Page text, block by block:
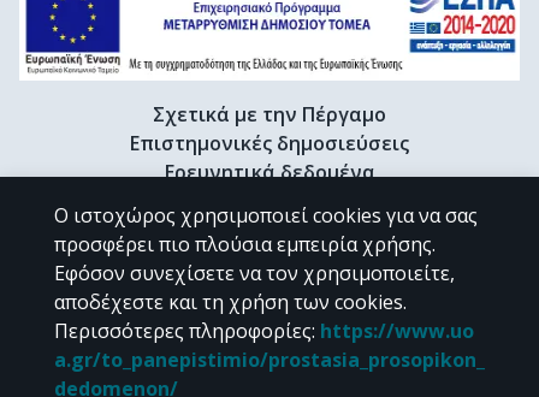
Σχετικά με την Πέργαμο
Επιστημονικές δημοσιεύσεις
Ερευνητικά δεδομένα
Διδακτορικές διατριβές & Γκρίζα βιβλιογραφία
Προφίλ Ερευνητή
CC BY-NC 4.0
Εκτός αν αναφέρεται διαφορετικά, το υλικό της "Περγάμου" διατίθεται
Ο ιστοχώρος χρησιμοποιεί cookies για να σας
προσφέρει πιο πλούσια εμπειρία χρήσης.
Εφόσον συνεχίσετε να τον χρησιμοποιείτε,
αποδέχεστε και τη χρήση των cookies.
Περισσότερες πληροφορίες: https://www.uo
a.gr/to_panepistimio/prostasia_prosopikon_
dedomenon/